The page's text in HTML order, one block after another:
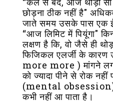
छोड़ना ठीक नहीं है"
जाते समय उसके पास एक
“आज लिमिट में पियूंगा"
लक्षण है कि, वो जैसे ही
फिजिकल एलर्जी के
more more ) मांगने
को ज्यादा पीने से रोक
(mental
कभी नहीं आ पाता है।